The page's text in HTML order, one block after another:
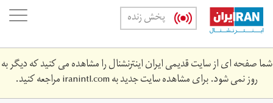
Skip
main
content
پخش زنده
شما صفحه ای از سایت قدیمی ایران اینترنشنال را مشاهده می کنید که دیگر به
روز نمی شود. برای مشاهده سایت جدید بهiranintl.comمراجعه کنید.